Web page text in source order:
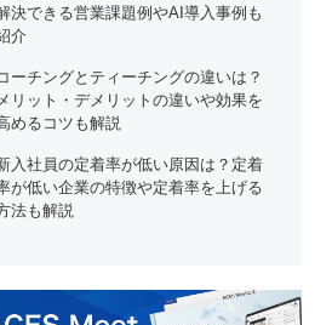
決できる営業課題例やAI導入事例も
介
ーチングとティーチングの違いは？
リット・デメリットの違いや効果を
めるコツも解説
入社員の定着率が低い原因は？定着
が低い企業の特徴や定着率を上げる
法も解説